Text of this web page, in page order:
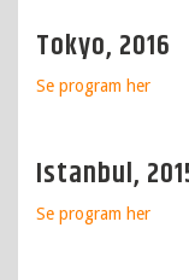
Tokyo, 2016
Se program her
Istanbul,
Se program her